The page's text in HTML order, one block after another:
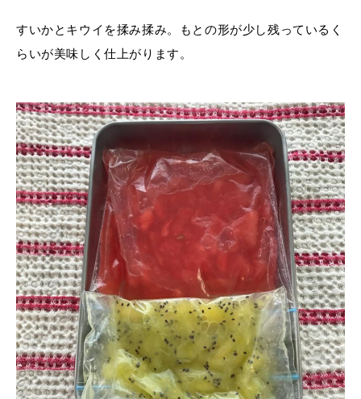
すいかとキウイを揉み揉み。もとの形が少し残っているく
らいが美味しく仕上がります。